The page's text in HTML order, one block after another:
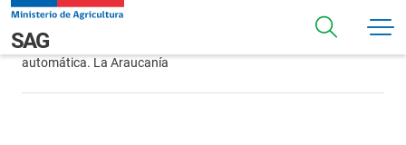
Pasar al contenido principal
Navegación principal
SAGRenueva inscripción en el Registro de Operadores del
SIRSD-S a consecuencia de brote de Covid-19 en forma
automática. La Araucanía